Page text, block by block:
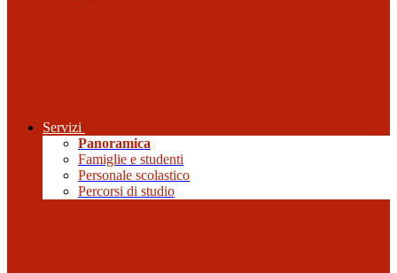
Servizi
Panoramica
Famiglie e studenti
Personale scolastico
Percorsi di studio